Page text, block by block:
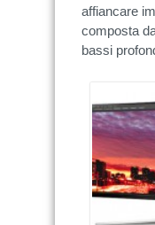
affiancare
composta
bassi